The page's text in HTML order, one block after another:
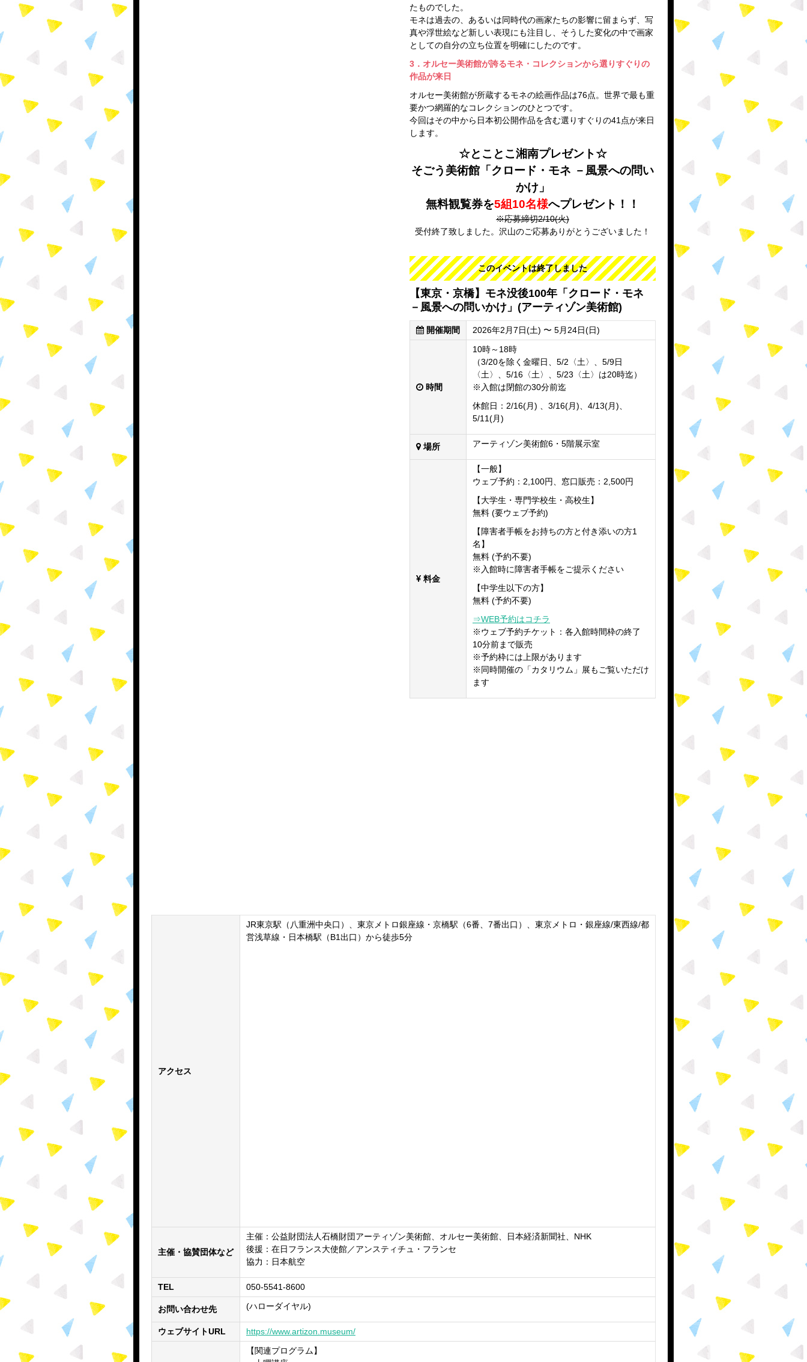
たものでした。
モネは過去の、あるいは同時代の画家たちの影響に留まらず、写
真や浮世絵など新しい表現にも注目し、そうした変化の中で画家
としての自分の立ち位置を明確にしたのです。
3．オルセー美術館が誇るモネ・コレクションから選りすぐりの
作品が来日
オルセー美術館が所蔵するモネの絵画作品は76点。世界で最も重
要かつ網羅的なコレクションのひとつです。
今回はその中から日本初公開作品を含む選りすぐりの41点が来日
します。
☆とことこ湘南プレゼント☆
そごう美術館 「クロード・モネ －風景への問い
かけ」
無料観覧券を5組10名様へプレゼント！！
※応募締切2/10(火)
受付終了致しました。沢山のご応募ありがとうございました！
このイベントは終了しました
【東京・京橋】モネ没後100年「クロード・モネ
－風景への問いかけ」(アーティゾン美術館)
開催期間 2026年2月7日(土) 〜 5月24日(日)
時間
10時～18時
（3/20を除く金曜日、5/2〈土〉、5/9日
〈土〉、5/16〈土〉、5/23〈土〉は20時迄）
※入館は閉館の30分前迄
休館日：2/16(月) 、3/16(月)、4/13(月)、
5/11(月)
場所 アーティゾン美術館6・5階展示室
料金
【一般】
ウェブ予約：2,100円、窓口販売：2,500円
【大学生・専門学校生・高校生】
無料 (要ウェブ予約)
【障害者手帳をお持ちの方と付き添いの方1
名】
無料 (予約不要)
※入館時に障害者手帳をご提示ください
【中学生以下の方】
無料 (予約不要)
⇒WEB予約はコチラ
※ウェブ予約チケット：各入館時間枠の終了
10分前まで販売
※予約枠には上限があります
※同時開催の「カタリウム」展もご覧いただけ
ます
アクセス
JR東京駅（八重洲中央口）、東京メトロ銀座線・京橋駅（6番、7番出口）、東京メトロ・銀座線/東西線/都
営浅草線・日本橋駅（B1出口）から徒歩5分
主催・協賛団体など
主催：公益財団法人石橋財団アーティゾン美術館、オルセー美術館、日本経済新聞社、NHK
後援：在日フランス大使館／アンスティチュ・フランセ
協力：日本航空
TEL 050-5541-8600
お問い合わせ先 (ハローダイヤル)
ウェブサイトURL
https://www.artizon.museum/
【関連プログラム】